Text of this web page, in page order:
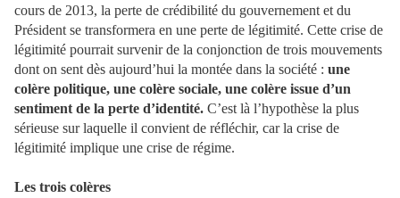
cours de 2013, la perte de crédibilité du gouvernement et du
Président se transformera en une perte de légitimité. Cette crise de
légitimité pourrait survenir de la conjonction de trois mouvements
dont on sent dès aujourd’hui la montée dans la société : une
colère politique, une colère sociale, une colère issue d’un
sentiment de la perte d’identité. C’est là l’hypothèse la plus
sérieuse sur laquelle il convient de réfléchir, car la crise de
légitimité implique une crise de régime.
Les trois colères